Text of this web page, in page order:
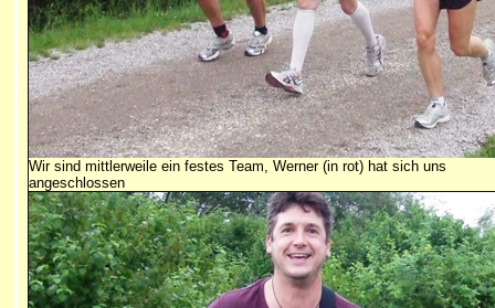
Wir sind mittlerweile ein festes Team, Werner (in rot) hat sich uns
angeschlossen